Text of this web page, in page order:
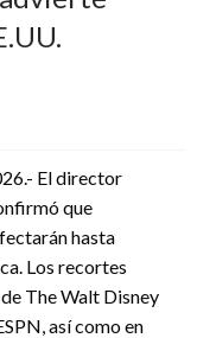
El director
que
hasta
Los recortes
The Walt Disney
así como en